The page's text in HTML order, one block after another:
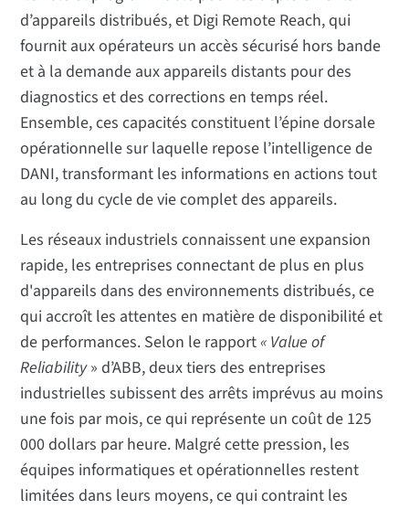
d’appareils distribués, et Digi Remote Reach, qui
fournit aux opérateurs un accès sécurisé hors bande
et à la demande aux appareils distants pour des
diagnostics et des corrections en temps réel.
Ensemble, ces capacités constituent l’épine dorsale
opérationnelle sur laquelle repose l’intelligence de
DANI, transformant les informations en actions tout
au long du cycle de vie complet des appareils.
Les réseaux industriels connaissent une expansion
rapide, les entreprises connectant de plus en plus
d'appareils dans des environnements distribués, ce
qui accroît les attentes en matière de disponibilité et
de performances. Selon le rapport« Value of
Reliability» d’ABB, deux tiers des entreprises
industrielles subissent des arrêts imprévus au moins
une fois par mois, ce qui représente un coût de 125
000 dollars par heure. Malgré cette pression, les
équipes informatiques et opérationnelles restent
limitées dans leurs moyens, ce qui contraint les